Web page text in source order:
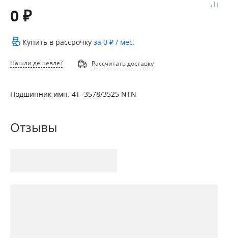
0 ₽
Купить в рассрочку за 0 ₽ / мес.
Нашли дешевле? Рассчитать доставку
Подшипник имп. 4T- 3578/3525 NTN
Отзывы